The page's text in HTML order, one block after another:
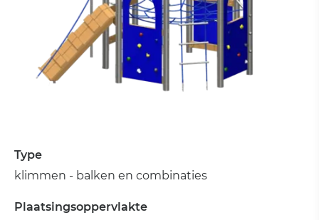
Type
klimmen - balken en combinaties
Plaatsingsoppervlakte